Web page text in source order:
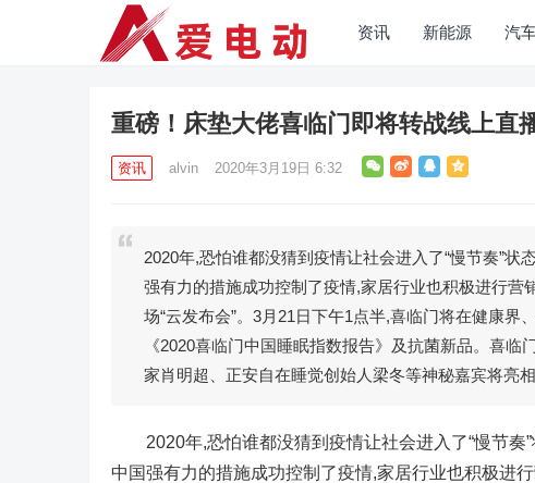
资讯 新能源 汽
重磅！床垫大佬喜临门即将转战线上直
资讯 alvin 2020年3月19日 6:32
2020年,恐怕谁都没猜到疫情让社会进入了“慢节奏”
强有力的措施成功控制了疫情,家居行业也积极进行营
场“云发布会”。3月21日下午1点半,喜临门将在健康
《2020喜临门中国睡眠指数报告》及抗菌新品。喜
家肖明超、正安自在睡觉创始人梁冬等神秘嘉宾将亮
2020年,恐怕谁都没猜到疫情让社会进入了“慢节奏”
中国强有力的措施成功控制了疫情,家居行业也积极进